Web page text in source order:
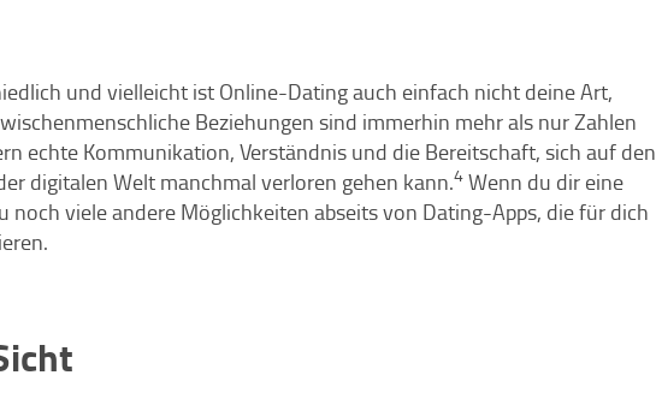
und vielleicht ist Online-Dating auch einfach nicht deine Art,
Beziehungen sind immerhin mehr als nur Zahlen
echte Kommunikation, Verständnis und die Bereitschaft, sich auf den
digitalen Welt manchmal verloren gehen kann.4 Wenn du dir eine
noch viele andere Möglichkeiten abseits von Dating-Apps, die für dich